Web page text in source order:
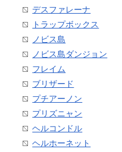
デスファレーナ
トラップボックス
ノビス島
ノビス島ダンジョン
フレイム
ブリザード
プチアーノン
プリズニャン
ヘルコンドル
ヘルホーネット